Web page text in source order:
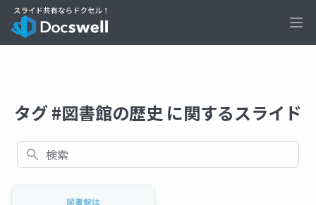
タグ #図書館の歴史 に関するスライド
検索